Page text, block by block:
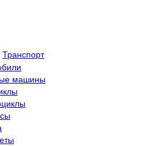
Транспорт
машины